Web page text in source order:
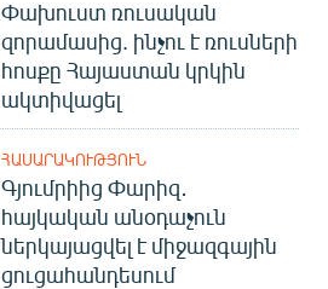
Փախուստ ռուսական
զորամասից. ինչու է ռուսների
հոսքը Հայաստան կրկին
ակտիվացել
ՀԱՍԱՐԱԿՈՒԹՅՈՒՆ
Գյումրիից Փարիզ․
հայկական անօդաչուն
ներկայացվել է միջազգային
ցուցահանդեսում